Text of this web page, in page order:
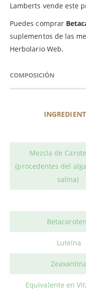
Lamberts vende este
Puedes comprar
suplementos de las
Herbolario Web.
COMPOSICIÓN
Mezcla de
(procedentes del
salina)
Luteína
Zeaxantina
Equivalente en